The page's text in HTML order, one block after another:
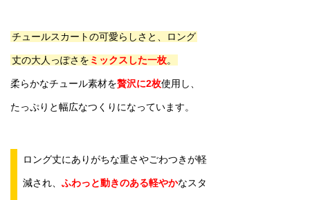
チュールスカートの可愛らしさと、ロング
丈の大人っぽさを ミックスした一枚。
柔らかなチュール素材を贅沢に2枚使用し、
たっぷりと幅広なつくりになっています。
ロング丈にありがちな重さやごわつきが軽
減され、 ふわっと動きのある軽やかなスタ